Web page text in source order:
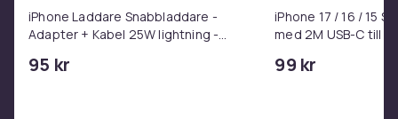
iPhone Laddare Snabbladdare -
Adapter + Kabel 25W lightning -
95 kr
iPhone 17 / 16 / 15
med 2M USB-C till
99 kr